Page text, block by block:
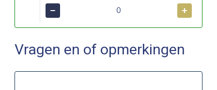
− +
Vragen en of opmerkingen